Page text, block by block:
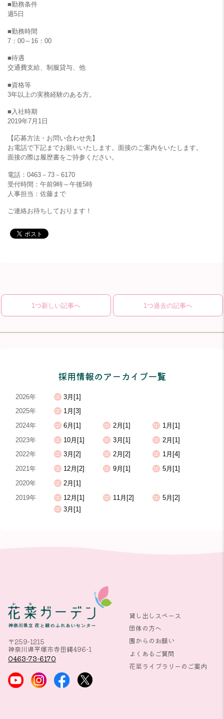
■勤務条件
週5日
■勤務時間
7：00～16：00
■待遇
交通費支給、制服貸与、他
■資格等
3年以上の実務経験のある方。
■入社時期
2019年7月1日
【応募方法・お問い合わせ先】
お電話で下記までお願いいたします。面接のご案内をいたします。
面接の際は履歴書をご持参ください。
電話：0463－73－6170
受付時間：午前9時～午後5時
人事担当：佐藤まで
ご連絡お待ちしております！
1つ新しい記事へ 1つ過去の記事へ
採用情報のアーカイブ一覧
2026年
3月[1]
2025年
1月[3]
2024年
6月[1] 2月[1]
1月[1]
2023年
10月[1] 3月[1]
2月[1]
2022年
3月[2] 2月[2]
1月[4]
2021年
12月[2] 9月[1]
5月[1]
2020年
2月[1]
2019年
12月[1] 11月[2]
5月[2]
3月[1]
〒259-1215
神奈川県平塚市寺田縄496-1
0463-73-6170
貸し出しスペース
団体の方へ
園からのお願い
よくあるご質問
花菜ライブラリーのご案内